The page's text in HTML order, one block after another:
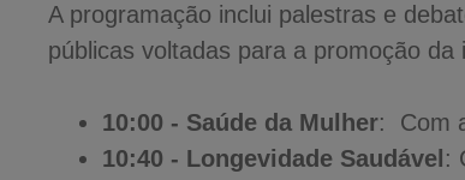
A programação inclui palestras e
públicas voltadas para a promoção
10:00 - Saúde da Mulher: Com
10:40 - Longevidade Saudável :